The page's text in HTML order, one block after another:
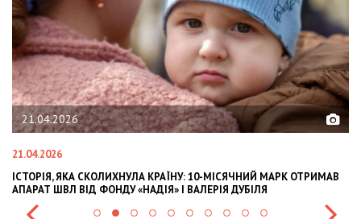
10-МІСЯЧНИЙ МАРК ОТРИМАВ
ВАЛЕРІЯ ДУБІЛЯ
02.02.2026
OLEKSII ABASOV: HOW UKRAINIAN
INTERNATIONAL INVESTMENTS AND